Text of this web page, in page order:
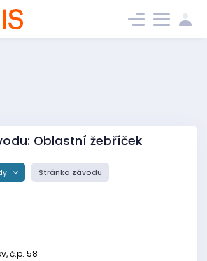
Oblastní žebříček
Stránka závodu
č.p. 58